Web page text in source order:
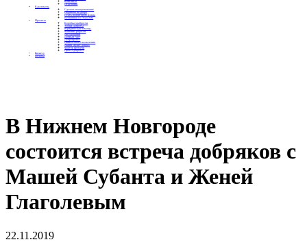
Контакты
Отделения
Как помочь
Сделать пожертвование
Подписка на добро
Стать волонтером фонда
Вечеринки со смыслом
Проекты
Коробка храбрости
Уроки Доброты
Юридическая помощь
Мамины радости
Автодобряки
Добрый торт
Добропробег
Няни особого назначения
Акция «Букет добра»
Фактор времени
Цветы доброты
Бизнесу
Отчеты
В Нижнем Новгороде
состоится встреча добряков с
Машей Субанта и Женей
Глаголевым
22.11.2019